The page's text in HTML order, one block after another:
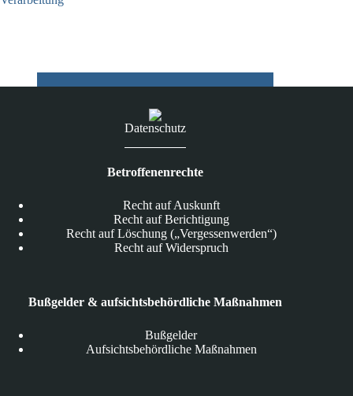
Datenschutz
Betroffenenrechte
Recht auf Auskunft
Recht auf Berichtigung
Recht auf Löschung („Vergessenwerden“)
Recht auf Widerspruch
Bußgelder & aufsichtsbehördliche Maßnahmen
Bußgelder
Aufsichtsbehördliche Maßnahmen